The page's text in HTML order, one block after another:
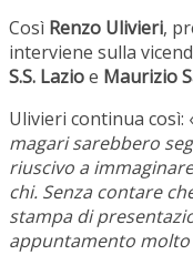
Così Renzo Ulivieri,
interviene sulla
S.S. Lazioe Maurizio
Ulivieri continua così:
magari sarebbero
riuscivo a
chi. Senza contare
stampa di
appuntamento